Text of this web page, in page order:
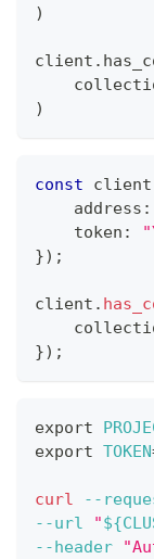
)
client .
)
const client
    address
:
    token
:
}) ;
client .
}) ;
export
export TOKEN
curl --
--url
"
--header